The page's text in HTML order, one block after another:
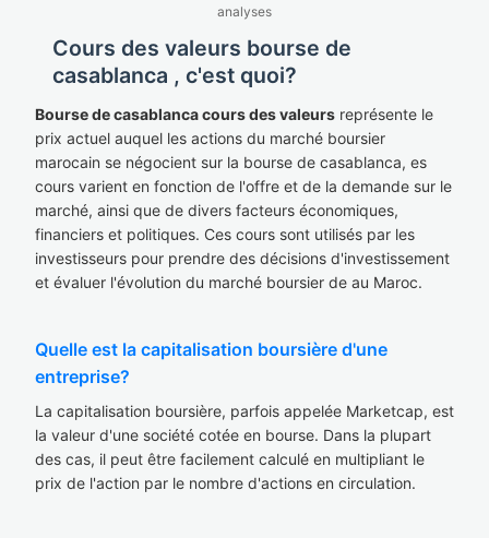
analyses
Cours des valeurs bourse de
casablanca , c'est quoi?
Bourse de casablanca cours des valeurs représente le
prix actuel auquel les actions du marché boursier
marocain se négocient sur la bourse de casablanca, es
cours varient en fonction de l'offre et de la demande sur le
marché, ainsi que de divers facteurs économiques,
financiers et politiques. Ces cours sont utilisés par les
investisseurs pour prendre des décisions d'investissement
et évaluer l'évolution du marché boursier de au Maroc.
Quelle est la capitalisation boursière d'une
entreprise?
La capitalisation boursière, parfois appelée Marketcap, est
la valeur d'une société cotée en bourse. Dans la plupart
des cas, il peut être facilement calculé en multipliant le
prix de l'action par le nombre d'actions en circulation.